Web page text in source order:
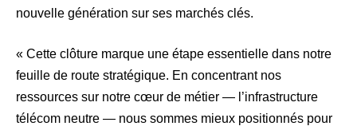
nouvelle génération sur ses marchés clés.
« Cette clôture marque une étape essentielle dans notre
feuille de route stratégique. En concentrant nos
ressources sur notre cœur de métier — l’infrastructure
télécom neutre — nous sommes mieux positionnés pour